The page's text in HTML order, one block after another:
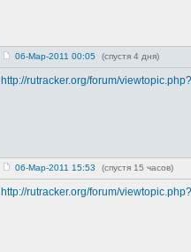
06-Мар-2011 00:05 (спустя 4 дня)
http://rutracker.org/forum/
06-Мар-2011 15:53 (спустя 15 часов)
http://rutracker.org/forum/